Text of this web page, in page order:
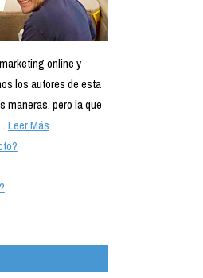
online y
los autores de esta
maneras, pero la que
Leer Más